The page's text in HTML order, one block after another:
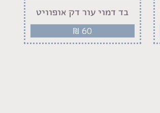
בד דמוי עור דק אופוויט
₪ 60